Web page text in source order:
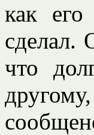
как
сделал.
что